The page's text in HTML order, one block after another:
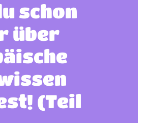
schon
über
(Teil